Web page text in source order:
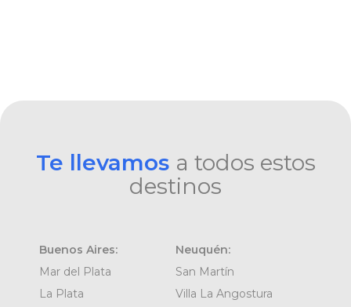
Te llevamos a todos estos
destinos
Buenos Aires:
Mar del Plata
La Plata
Neuquén:
San Martín
Villa La Angostura